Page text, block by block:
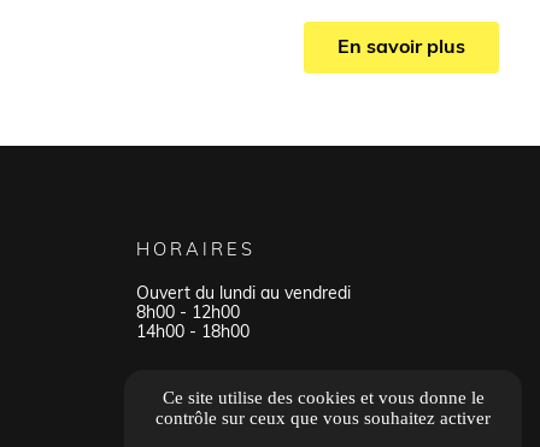
En savoir plus
HORAIRES
Ouvert du lundi au vendredi
8h00 - 12h00
14h00 - 18h00
Ce site utilise des cookies et vous donne le
contrôle sur ceux que vous souhaitez activer